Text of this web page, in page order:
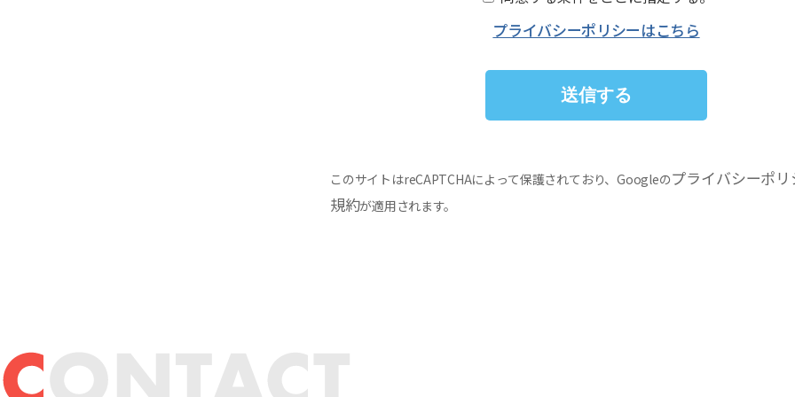
プライバシーポリシーはこちら
このサイトはreCAPTCHAによって保護されており、Googleのプライバシーポリ
規約が適用されます。